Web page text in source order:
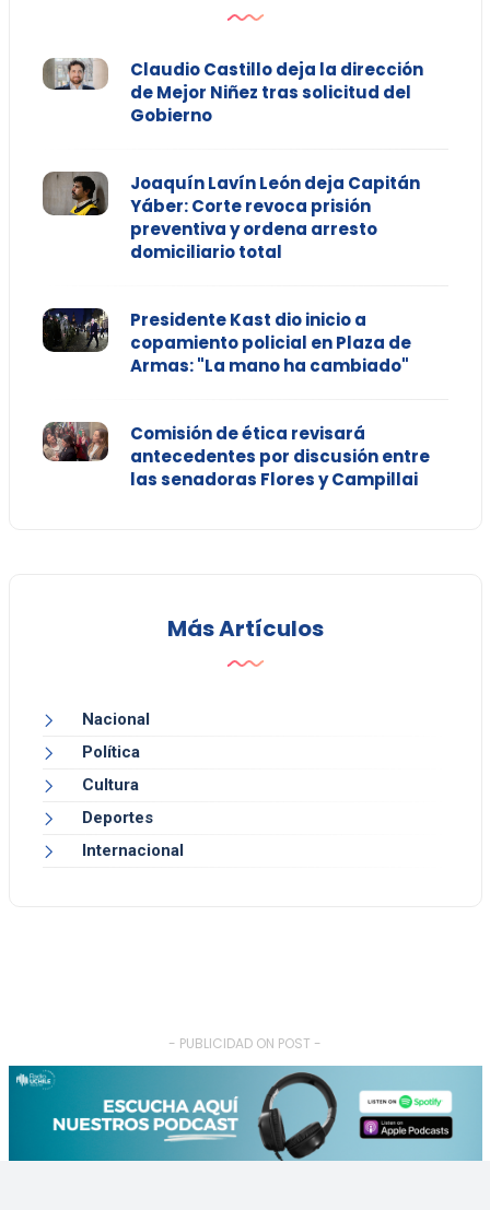
Claudio Castillo deja la dirección
de Mejor Niñez tras solicitud del
Gobierno
Joaquín Lavín León deja Capitán
Yáber: Corte revoca prisión
preventiva y ordena arresto
domiciliario total
Presidente Kast dio inicio a
copamiento policial en Plaza de
Armas: "La mano ha cambiado"
Comisión de ética revisará
antecedentes por discusión entre
las senadoras Flores y Campillai
Más Artículos
Nacional
Política
Cultura
Deportes
Internacional
- PUBLICIDAD ON POST -